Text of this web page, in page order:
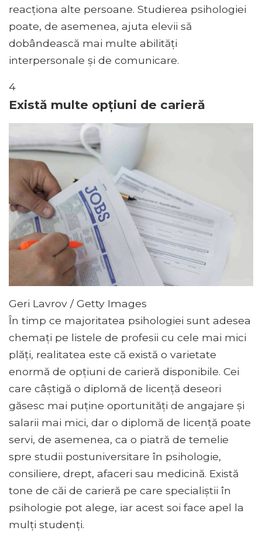
reacționa alte persoane. Studierea psihologiei
poate, de asemenea, ajuta elevii să
dobândească mai multe abilități
interpersonale și de comunicare.
4
Există multe opțiuni de carieră
Geri Lavrov / Getty Images
În timp ce majoritatea psihologiei sunt adesea
chemați pe listele de profesii cu cele mai mici
plăți, realitatea este că există o varietate
enormă de opțiuni de carieră disponibile. Cei
care câștigă o diplomă de licență deseori
găsesc mai puține oportunități de angajare și
salarii mai mici, dar o diplomă de licență poate
servi, de asemenea, ca o piatră de temelie
spre studii postuniversitare în psihologie,
consiliere, drept, afaceri sau medicină. Există
tone de căi de carieră pe care specialiștii în
psihologie pot alege, iar acest soi face apel la
mulți studenți.